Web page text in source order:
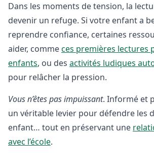
Dans les moments de tension, la
devenir un refuge. Si votre enfant a
reprendre confiance, certaines
aider, commeces premières lectures
enfants, ou des activités ludiques
pour relâcher la pression.
Vous n’êtes pas impuissant. Informé et
un véritable levier pour défendre les
enfant… tout en préservant une
avec l’école.